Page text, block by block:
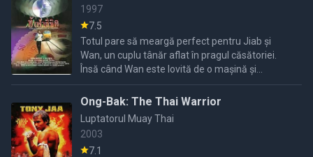
1997
7.5
Totul pare să meargă perfect pentru Jiab și
Wan, un cuplu tânăr aflat în pragul căsătoriei.
Însă când Wan este lovită de o mașină și
aproape moare, viața lor se schimbă complet.
Jiab trebuie să facă ...
Ong-Bak: The Thai Warrior
Luptatorul Muay Thai
2003
7.1